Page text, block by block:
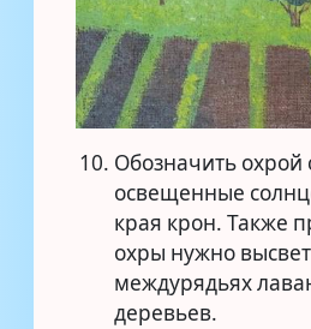
Обозначить охрой
освещенные
края крон. Также
охры нужно
междурядьях
деревьев.